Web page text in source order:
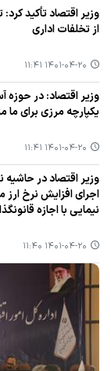
وزیر اقتصاد تأكید
از تخلفات اداری
۱۴۰۱-۰۴-۲۰ ۱۱:۴۱
وزیر اقتصاد: در
یكپارچه مرزی برای
۱۴۰۱-۰۴-۲۰ ۱۱:۴۱
وزیر اقتصاد در
نیمایی با اجازه
۱۴۰۱-۰۴-۲۰ ۱۱:۴۰